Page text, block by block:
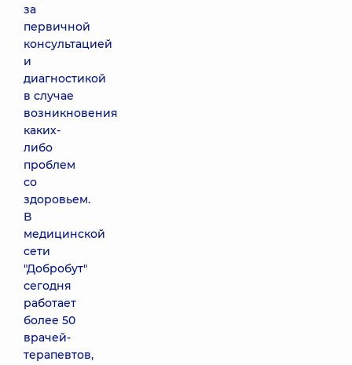
за
первичной
консультацией
и
диагностикой
в случае
возникновения
каких-
либо
проблем
со
здоровьем.
В
медицинской
сети
"Добробут"
сегодня
работает
более 50
врачей-
терапевтов,